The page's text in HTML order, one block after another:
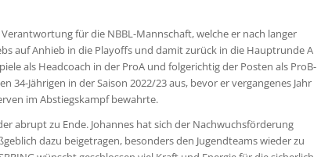
für die NBBL-Mannschaft, welche er nach langer
auf Anhieb in die Playoffs und damit zurück in die Hauptrunde A
als Headcoach in der ProA und folgerichtig der Posten als ProB-
34-Jährigen in der Saison 2022/23 aus, bevor er vergangenes Jahr
im Abstiegskampf bewahrte.
abrupt zu Ende. Johannes hat sich der Nachwuchsförderung
dazu beigetragen, besonders den Jugendteams wieder zu